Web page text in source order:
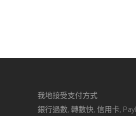
我地接受支付方式
銀行過數, 轉數快, 信用卡,